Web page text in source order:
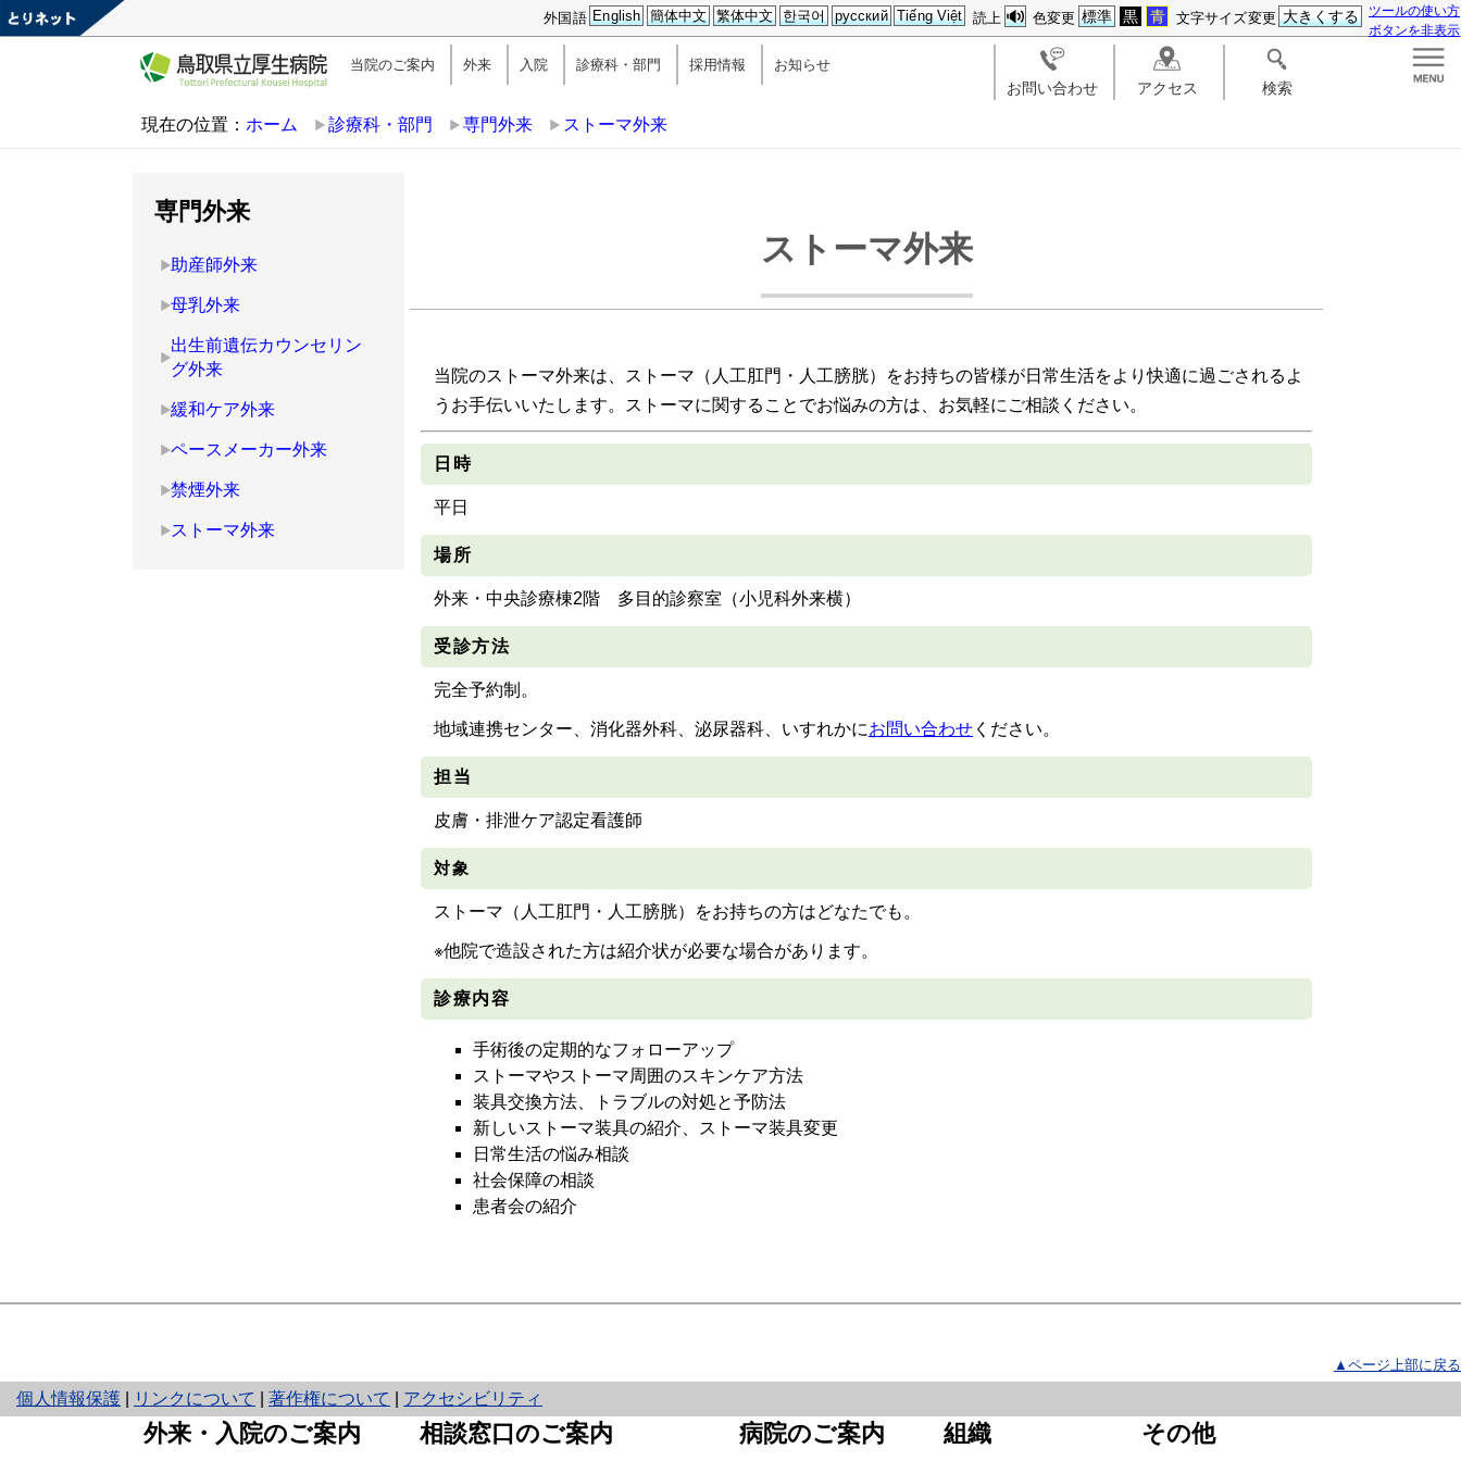
ツールの使い方
ボタンを非表示
文字サイズ変更 大きくする
色変更 標準 黒 青
読上
外国語 English 簡体中文 繁体中文 한국어 русский Tiếng Việt
当院のご案内 外来 入院 診療科・部門 採用情報 お知らせ
お問い合わせ アクセス 検索
現在の位置： ホーム 診療科・部門 専門外来 ストーマ外来
専門外来
助産師外来
母乳外来
出生前遺伝カウンセリン
グ外来
緩和ケア外来
ペースメーカー外来
禁煙外来
ストーマ外来
ストーマ外来
当院のストーマ外来は、ストーマ（人工肛門・人工膀胱）をお持ちの皆様が日常生活をより快適に過ごされるよ
うお手伝いいたします。ストーマに関することでお悩みの方は、お気軽にご相談ください。
日時
平日
場所
外来・中央診療棟2階 多目的診察室（小児科外来横）
受診方法
完全予約制。
地域連携センター、消化器外科、泌尿器科、いすれかにお問い合わせ ください。
担当
皮膚・排泄ケア認定看護師
対象
ストーマ（人工肛門・人工膀胱）をお持ちの方はどなたでも。
※他院で造設された方は紹介状が必要な場合があります。
診療内容
手術後の定期的なフォローアップ
ストーマやストーマ周囲のスキンケア方法
装具交換方法、トラブルの対処と予防法
新しいストーマ装具の紹介、ストーマ装具変更
日常生活の悩み相談
社会保障の相談
患者会の紹介
▲ページ上部に戻る
個人情報保護
と
り
ネ
リンクについて 著作権について アクセシビリティ
外来・入院のご案内 相談窓口のご案内 病院のご案内 組織 その他